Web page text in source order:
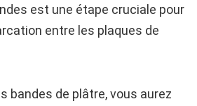
est une étape cruciale pour
entre les plaques de
bandes de plâtre, vous aurez